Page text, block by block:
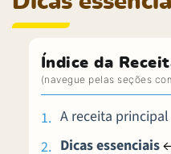
Índice da
A receita principal
Dicas essenciais